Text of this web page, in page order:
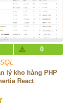
0
lý kho hàng PHP
React